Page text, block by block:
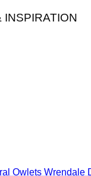
INSPIRATION